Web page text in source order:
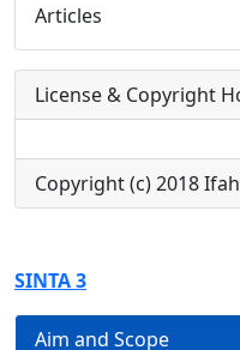
Articles
License & Copyright
Copyright (c) 2018
SINTA 3
Aim and Scope